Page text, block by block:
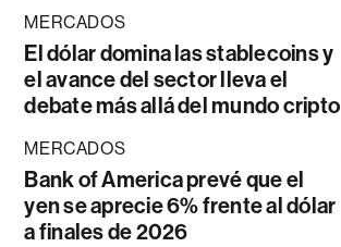
MERCADOS
El dólar domina las stablecoins y
el avance del sector lleva el
debate más allá del mundo cripto
MERCADOS
Bank of America prevé que el
yen se aprecie 6% frente al dólar
a finales de 2026